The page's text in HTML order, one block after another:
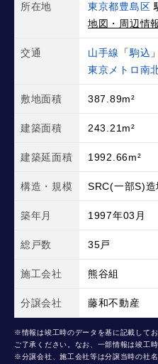
所在地 東京都豊島区
地図・周辺情
交通 山手線 「駒込
東京メトロ南
敷地面積 387.89m²
建築面積 243.21m²
建築延面積 1992.66m²
構造・規模 SRC(一部S)
築年月 1997年03月
総戸数 35戸
施工会社 熊谷組
分譲会社 藤和不動産
※情報は竣工時のデータを基に記載して
ご了承ください。なお、一部情報は竣工
※分譲会社、施工会社等は分譲当時の社